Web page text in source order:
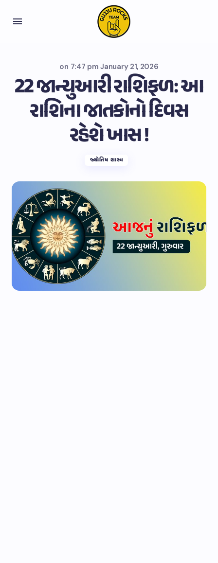
on 7:47 pm January 21, 2026
22 જાન્યુઆરી રાશિફળ: આ
રાશિના જાતકોનો દિવસ
રહેશે ખાસ !
જ્યોતિષ શાસ્ત્ર